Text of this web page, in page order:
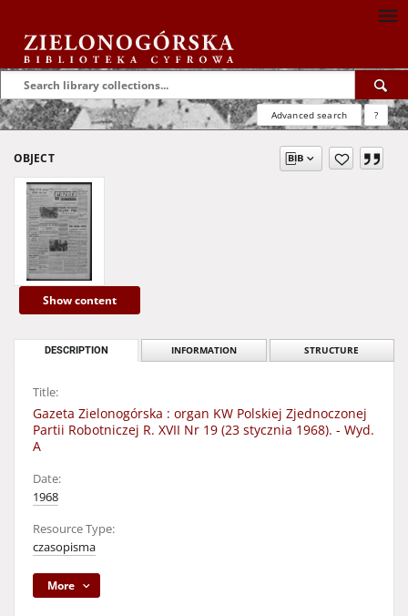
Advanced search ?
OBJECT
Show content
DESCRIPTION INFORMATION STRUCTURE
Title:
Gazeta Zielonogórska : organ KW Polskiej Zjednoczonej
Partii Robotniczej R. XVII Nr 19 (23 stycznia 1968). - Wyd.
A
Date:
1968
Resource Type:
czasopisma
More